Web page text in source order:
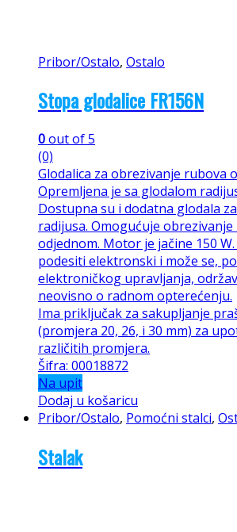
Pribor/Ostalo, Ostalo
Stopa glodalice FR156N
0out of 5
(0)
Glodalica za obrezivanje rubova
Opremljena je sa glodalom
Dostupna su i dodatna glodala
radijusa. Omogućuje
odjednom. Motor je jačine 150
podesiti elektronski i može se,
elektroničkog upravljanja,
neovisno o radnom opterećenju.
Ima priključak za sakupljanje
(promjera 20, 26, i 30 mm) za
različitih promjera.
Šifra: 00018872
Na upit
Dodaj u košaricu
Pribor/Ostalo, Pomoćni stalci,
Stalak